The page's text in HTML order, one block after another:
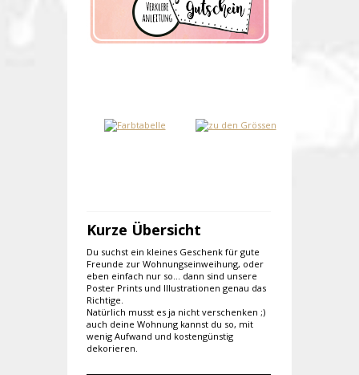
Kurze Übersicht
Du suchst ein kleines Geschenk für gute
Freunde zur Wohnungseinweihung, oder
eben einfach nur so... dann sind unsere
Poster Prints und Illustrationen genau das
Richtige.
Natürlich musst es ja nicht verschenken ;)
auch deine Wohnung kannst du so, mit
wenig Aufwand und kostengünstig
dekorieren.